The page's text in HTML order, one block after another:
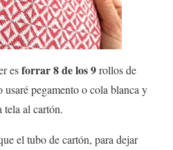
esforrar 8 de los 9rollos de
pegamento o cola blanca y
tela al cartón.
el tubo de cartón, para dejar